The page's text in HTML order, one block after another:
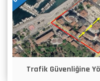
Trafik Güvenliğine